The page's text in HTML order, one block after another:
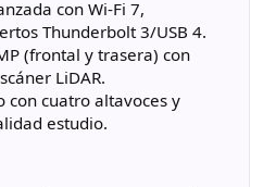
con Wi-Fi 7,
Thunderbolt 3/USB 4.
(frontal y trasera) con
LiDAR.
con cuatro altavoces y
estudio.